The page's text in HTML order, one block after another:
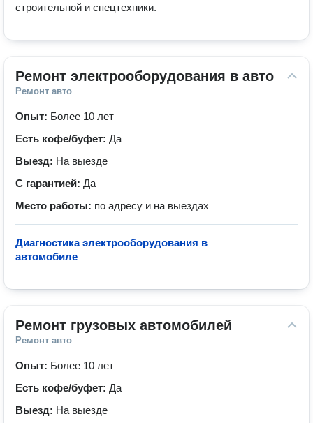
строительной и спецтехники.
Ремонт электрооборудования в авто
Ремонт авто
Опыт: Более 10 лет
Есть кофе/буфет: Да
Выезд: На выезде
С гарантией: Да
Место работы: по адресу и на выездах
—
Диагностика электрооборудования в
автомобиле
Ремонт грузовых автомобилей
Ремонт авто
Опыт: Более 10 лет
Есть кофе/буфет: Да
Выезд: На выезде